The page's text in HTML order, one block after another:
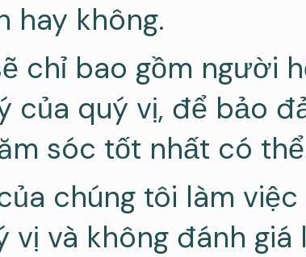
hay không.
chỉ bao gồm người
của quý vị, để bảo
sóc tốt nhất có
chúng tôi làm
vị và không đánh